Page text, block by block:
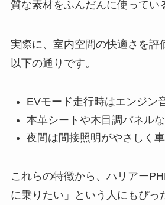
質な素材をふんだんに使ってい
実際に、室内空間の快適さを評
以下の通りです。
EVモード走行時はエンジン
本革シートや木目調パネル
夜間は間接照明がやさしく
これらの特徴から、ハリアー
に乗りたい」という人にもぴっ